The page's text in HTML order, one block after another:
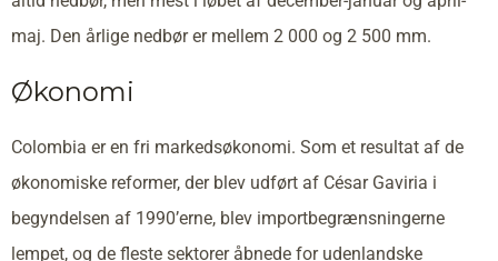
maj. Den årlige nedbør er mellem 2 000 og 2 500 mm.
Økonomi
Colombia er en fri markedsøkonomi. Som et resultat af de
økonomiske reformer, der blev udført af César Gaviria i
begyndelsen af 1990’erne, blev importbegrænsningerne
lempet, og de fleste sektorer åbnede for udenlandske